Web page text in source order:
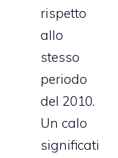
rispetto
allo
stesso
periodo
del 2010.
Un calo
significati